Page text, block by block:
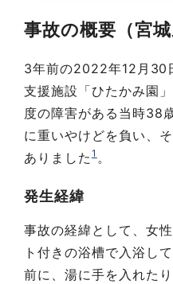
事故の概要（宮城
3年前の2022年12月30
支援施設「ひたかみ園
度の障害がある当時38
に重いやけどを負い、
ありました1。
発生経緯
事故の経緯として、女
ト付きの浴槽で入浴し
前に、湯に手を入れた